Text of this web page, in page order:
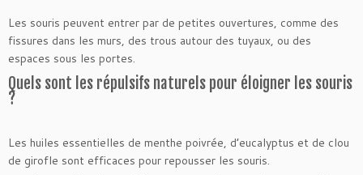
Les souris peuvent entrer par de petites ouvertures, comme des
fissures dans les murs, des trous autour des tuyaux, ou des
espaces sous les portes.
Quels sont les répulsifs naturels pour éloigner les souris
?
Les huiles essentielles de menthe poivrée, d’eucalyptus et de clou
de girofle sont efficaces pour repousser les souris.